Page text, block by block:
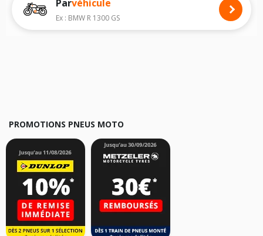
Nous recommandons de toujours monter des pneus moto avec les
dimensions homologuées par le constructeur.
Pour cela, veuillez sélectionner le modèle de votre motoDUCATI 907 I.E.
Parvéhicule
Ex : BMW R 1300 GS
PROMOTIONS PNEUS MOTO